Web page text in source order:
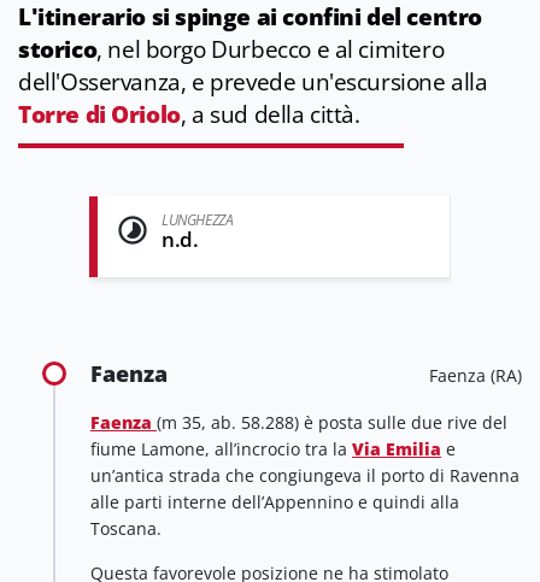
L'itinerario si spinge ai confini del centro
storico, nel borgo Durbecco e al cimitero
dell'Osservanza, e prevede un'escursione alla
Torre di Oriolo, a sud della città.
LUNGHEZZA
n.d.
Faenza Faenza (RA)
Faenza (m 35, ab. 58.288) è posta sulle due rive del
fiume Lamone, all’incrocio tra la Via Emilia e
un’antica strada che congiungeva il porto di Ravenna
alle parti interne dell’Appennino e quindi alla
Toscana.
Questa favorevole posizione ne ha stimolato